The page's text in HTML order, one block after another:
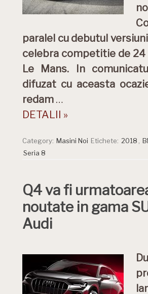
paralel cu debutul
celebra competitie de 24
Le Mans. In
difuzat cu aceasta
redam …
DETALII »
Category: Masini Noi Etichete: 2018
Seria 8
Q4 va fi
noutate in gama
Audi